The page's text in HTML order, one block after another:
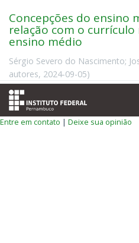
Concepções do ensino
relação com o
ensino médio
Sérgio Severo do Nascimento;
autores, 2024-09-05)
Entre em contato | Deixe sua opinião